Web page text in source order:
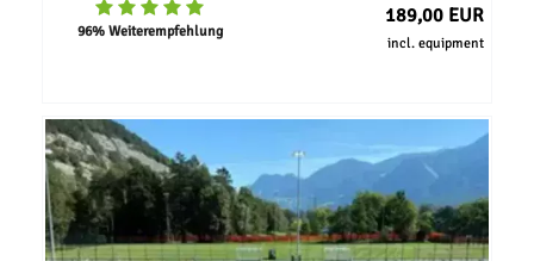
96% Weiterempfehlung
189,00 EUR
incl. equipment